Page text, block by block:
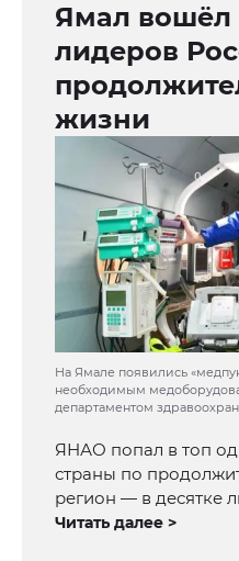
Ямал вошёл
лидеров
жизни
На Ямале появились
необходимым
департаментом
ЯНАО попал в топ
страны по
регион — в десятке
Читать далее >